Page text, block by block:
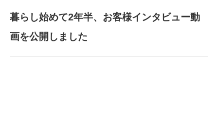
暮らし始めて2年半、お客様インタビュー動
画を公開しました